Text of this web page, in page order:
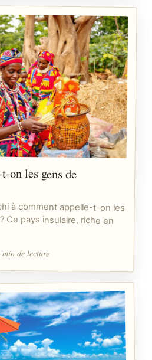
on les gens de
à comment appelle-t-on les
Ce pays insulaire, riche en
de lecture